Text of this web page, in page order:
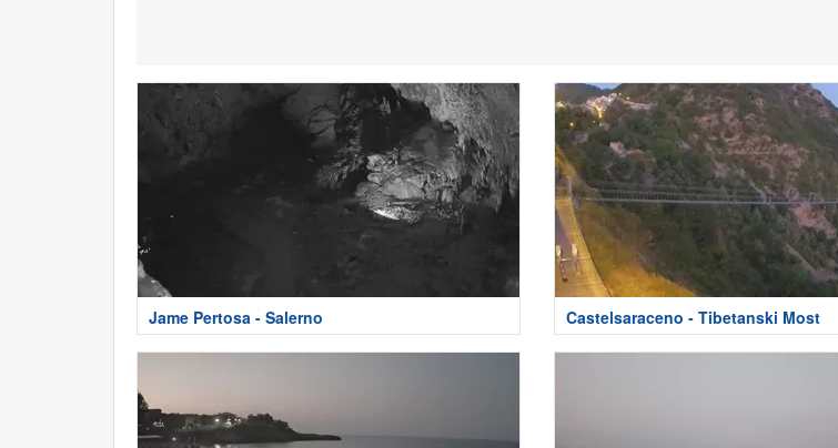
Jame Pertosa - Salerno Castelsaraceno - Tibetanski Most